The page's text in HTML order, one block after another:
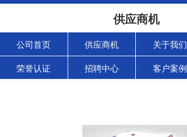
供应商机
公司首页 供应商机 关于我们
荣誉认证 招聘中心 客户案例